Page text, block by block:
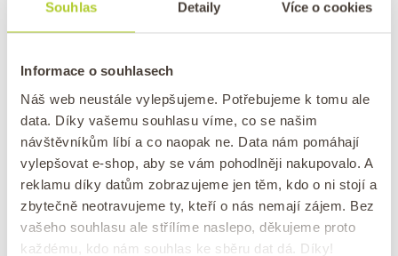
Souhlas Detaily Více o cookies
Informace o souhlasech
Náš web neustále vylepšujeme. Potřebujeme k tomu ale
data. Díky vašemu souhlasu víme, co se našim
návštěvníkům líbí a co naopak ne. Data nám pomáhají
vylepšovat e-shop, aby se vám pohodlněji nakupovalo. A
reklamu díky datům zobrazujeme jen těm, kdo o ni stojí a
zbytečně neotravujeme ty, kteří o nás nemají zájem. Bez
vašeho souhlasu ale střílíme naslepo, děkujeme proto
každému, kdo nám souhlas ke sběru dat dá. Díky!
RECEPTY DEZERTY / KEŠU / OŘECHY / RAW / VEGANSKÉ